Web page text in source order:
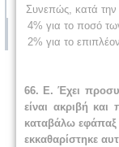
Συνεπώς, κατά
4% για το ποσό
2% για το
66. Ε. Έχει
είναι ακριβή
καταβάλω εφάπαξ
εκκαθαρίστηκε